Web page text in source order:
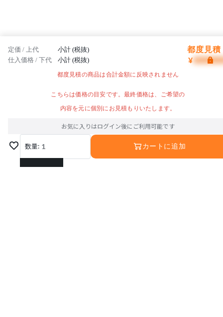
定価 / 上代 小計 (税抜) 都度見積
仕入価格 / 下代 小計 (税抜) ¥
都度見積の商品は合計金額に反映されません
こちらは価格の目安です。最終価格は、ご希望の
内容を元に個別にお見積もりいたします。
お気に入りはログイン後にご利用可能です
数量: 1
1
カートに追加